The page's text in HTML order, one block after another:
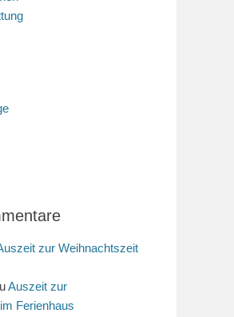
zur Weihnachtszeit
Auszeit zur
Ferienhaus